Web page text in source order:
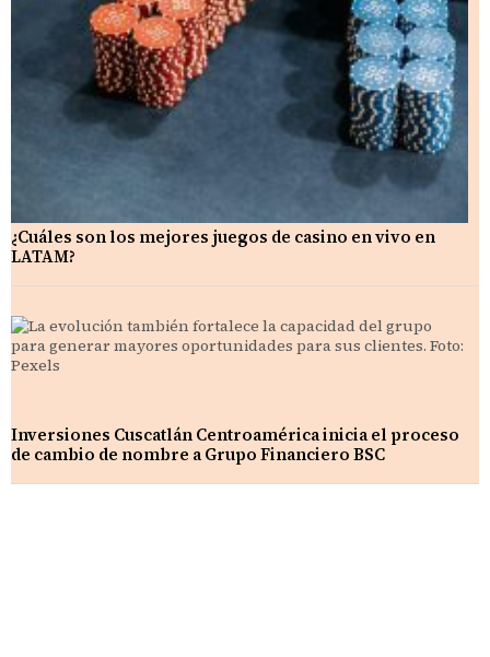
¿Cuáles son los mejores juegos de casino en vivo en
LATAM?
Inversiones Cuscatlán Centroamérica inicia el proceso
de cambio de nombre a Grupo Financiero BSC